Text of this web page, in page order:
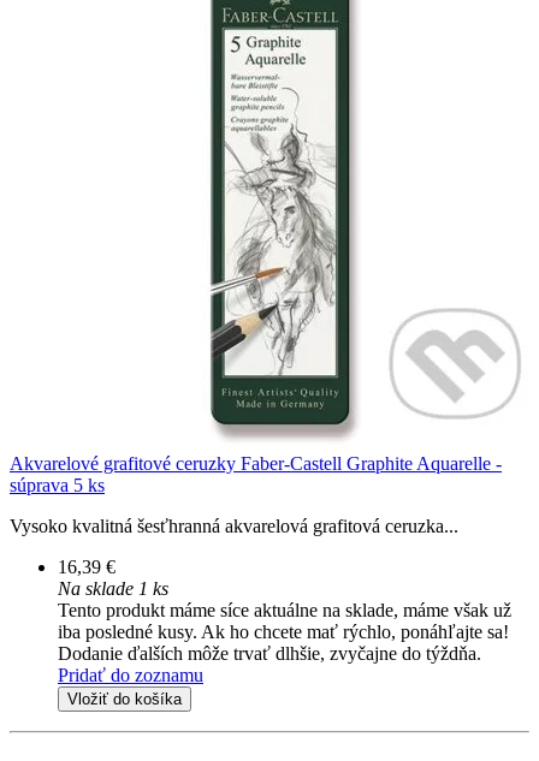
Akvarelové grafitové ceruzky Faber-Castell Graphite Aquarelle -
súprava 5 ks
Vysoko kvalitná šesťhranná akvarelová grafitová ceruzka...
16,39 €
Na sklade 1 ks
Tento produkt máme síce aktuálne na sklade, máme však už
iba posledné kusy. Ak ho chcete mať rýchlo, ponáhľajte sa!
Dodanie ďalších môže trvať dlhšie, zvyčajne do týždňa.
Pridať do zoznamu
Vložiť do košíka